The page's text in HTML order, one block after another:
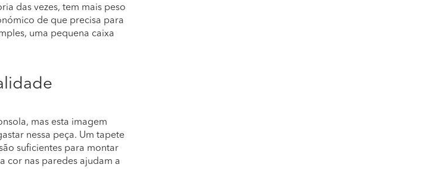
das vezes, tem mais peso
de que precisa para
uma pequena caixa
mas esta imagem
nessa peça. Um tapete
suficientes para montar
cor nas paredes ajudam a